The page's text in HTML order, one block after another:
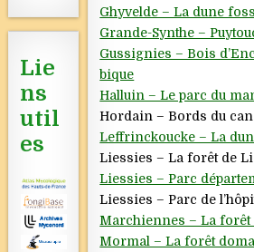
Ghyvelde – La dune
Grande-Synthe –
Gussignies – Bois
bique
Halluin – Le parc du
Hordain – Bords du
Leffrinckoucke – La
Liessies – La forêt de
Liessies – Parc
Liessies – Parc de
Marchiennes – La forêt
Mormal – La forêt
Lie
ns
util
es